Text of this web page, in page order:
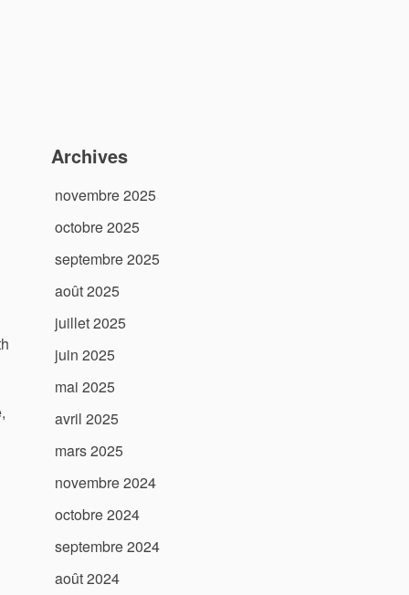
Archives
novembre 2025
octobre 2025
septembre 2025
août 2025
juillet 2025
juin 2025
mai 2025
avril 2025
mars 2025
novembre 2024
octobre 2024
septembre 2024
août 2024